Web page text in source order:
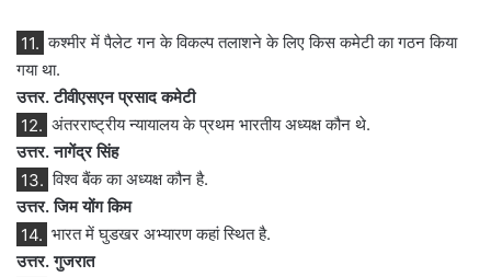
11. कश्मीर में पैलेट गन के विकल्प तलाशने के लिए किस कमेटी का गठन किया
गया था.
उत्तर. टीवीएसएन प्रसाद कमेटी
12. अंतरराष्ट्रीय न्यायालय के प्रथम भारतीय अध्यक्ष कौन थे.
उत्तर. नागेंद्र सिंह
13. विश्व बैंक का अध्यक्ष कौन है.
उत्तर. जिम योंग किम
14. भारत में घुडखर अभ्यारण कहां स्थित है.
उत्तर. गुजरात